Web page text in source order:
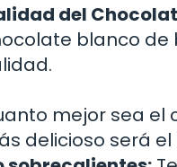
del
blanco de
mejor sea el
delicioso será